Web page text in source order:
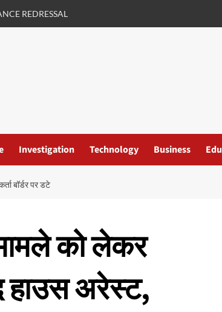
REDRESSAL
Investigation Technology Business
बॉर्डर पर डटे
को लेकर
अरेस्ट,